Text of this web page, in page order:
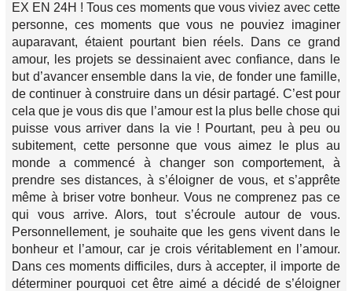
EX EN 24H ! Tous ces moments que vous viviez avec cette
personne, ces moments que vous ne pouviez imaginer
auparavant, étaient pourtant bien réels. Dans ce grand
amour, les projets se dessinaient avec confiance, dans le
but d’avancer ensemble dans la vie, de fonder une famille,
de continuer à construire dans un désir partagé. C’est pour
cela que je vous dis que l’amour est la plus belle chose qui
puisse vous arriver dans la vie ! Pourtant, peu à peu ou
subitement, cette personne que vous aimez le plus au
monde a commencé à changer son comportement, à
prendre ses distances, à s’éloigner de vous, et s’apprête
même à briser votre bonheur. Vous ne comprenez pas ce
qui vous arrive. Alors, tout s’écroule autour de vous.
Personnellement, je souhaite que les gens vivent dans le
bonheur et l’amour, car je crois véritablement en l’amour.
Dans ces moments difficiles, durs à accepter, il importe de
déterminer pourquoi cet être aimé a décidé de s’éloigner